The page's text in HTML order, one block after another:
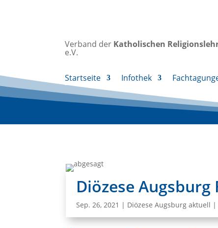
Verband der Katholischen
e.V.
Startseite Infothek
Diözese
Sep. 26, 2021 | Diözese Augsburg aktuell